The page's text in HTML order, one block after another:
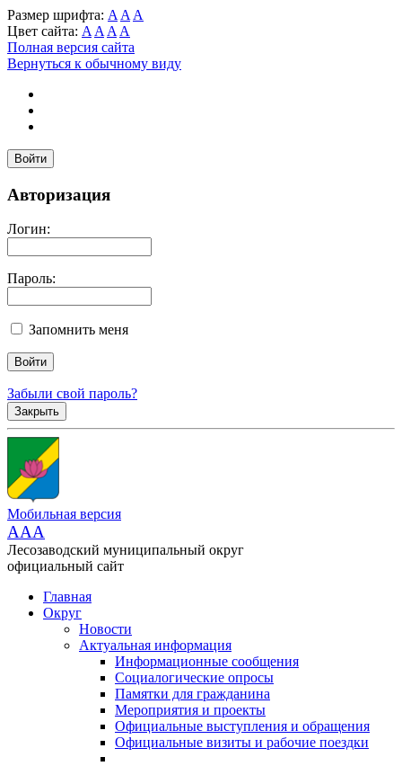
Размер шрифта: A A A
Цвет сайта: A A A A
Полная версия сайта
Вернуться к обычному виду
Войти
Авторизация
Логин:
Пароль:
Запомнить меня
Забыли свой пароль?
Закрыть
Мобильная версия
AAA
Лесозаводский муниципальный округ
официальный сайт
Главная
Округ
Новости
Актуальная информация
Информационные сообщения
Социалогические опросы
Памятки для гражданина
Мероприятия и проекты
Официальные выступления и обращения
Официальные визиты и рабочие поездки